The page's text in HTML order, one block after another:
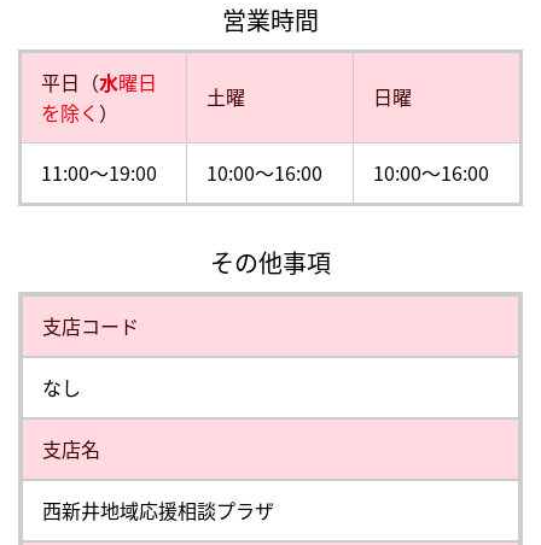
営業時間
平日（水曜日
を除く ）
土曜 日曜
11:00～19:00 10:00～16:00 10:00～16:00
その他事項
⽀店コード
なし
⽀店名
西新井地域応援相談プラザ